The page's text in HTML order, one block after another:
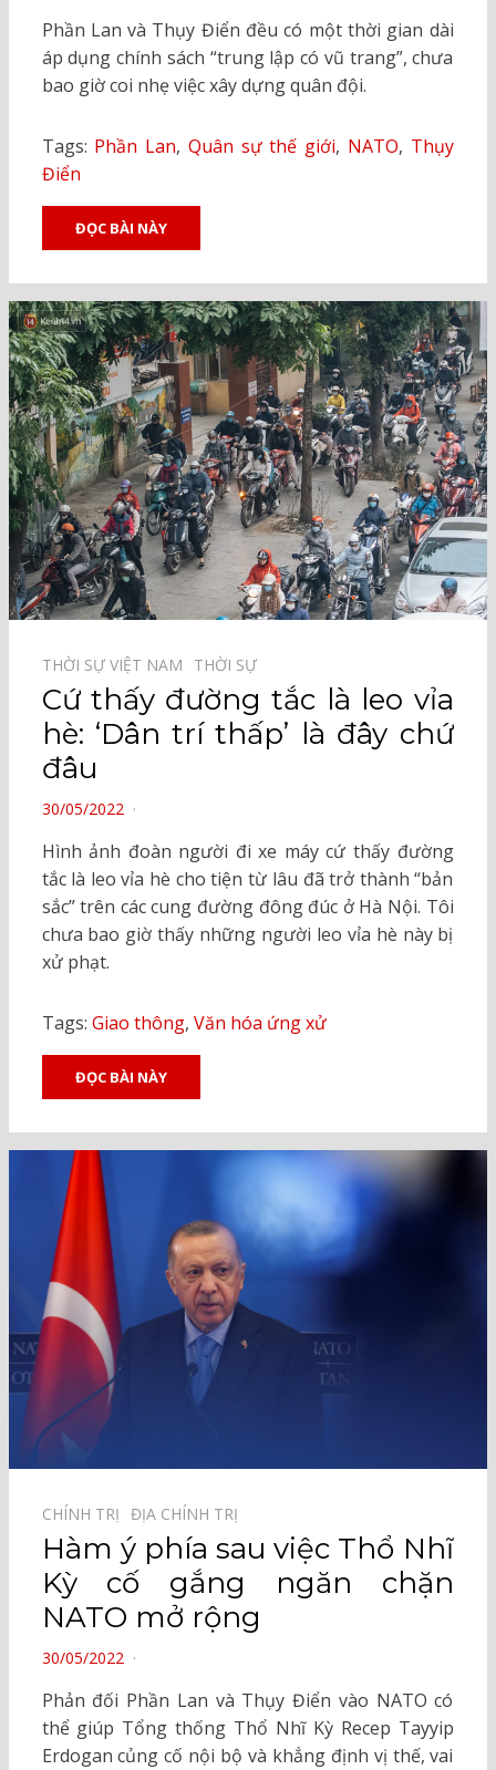
Phần Lan và Thụy Điển đều có một thời gian dài
áp dụng chính sách “trung lập có vũ trang”, chưa
bao giờ coi nhẹ việc xây dựng quân đội.
Tags: Phần Lan, Quân sự thế giới, NATO, Thụy
Điển
ĐỌC BÀI NÀY
THỜI SỰ VIỆT NAM⠀ THỜI SỰ⠀
Cứ thấy đường tắc là leo vỉa
hè: ‘Dân trí thấp’ là đây chứ
đâu
POSTED
30/05/2022
Hình ảnh đoàn người đi xe máy cứ thấy đường
tắc là leo vỉa hè cho tiện từ lâu đã trở thành “bản
sắc” trên các cung đường đông đúc ở Hà Nội. Tôi
chưa bao giờ thấy những người leo vỉa hè này bị
xử phạt.
Tags: Giao thông, Văn hóa ứng xử
ĐỌC BÀI NÀY
CHÍNH TRỊ⠀ ĐỊA CHÍNH TRỊ⠀
Hàm ý phía sau việc Thổ Nhĩ
Kỳ cố gắng ngăn chặn
NATO mở rộng
POSTED
30/05/2022
Phản đối Phần Lan và Thụy Điển vào NATO có
thể giúp Tổng thống Thổ Nhĩ Kỳ Recep Tayyip
Erdogan củng cố nội bộ và khẳng định vị thế, vai